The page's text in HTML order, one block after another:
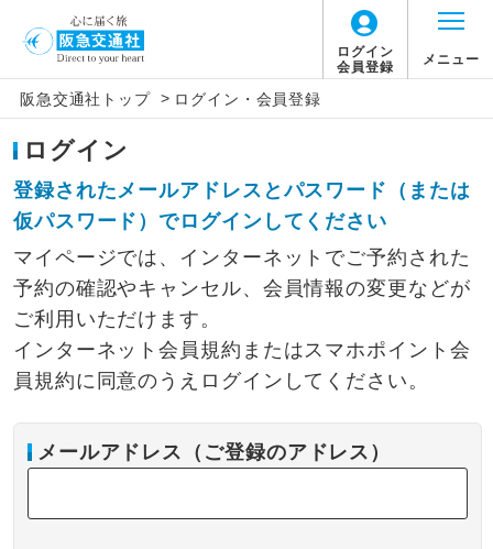
ログイン
会員登録
メニュー
阪急交通社トップ > ログイン・会員登録
ログイン
登録されたメールアドレスとパスワード（または
仮パスワード）でログインしてください
マイページでは、インターネットでご予約された
予約の確認やキャンセル、会員情報の変更などが
ご利用いただけます。
インターネット会員規約またはスマホポイント会
員規約に同意のうえログインしてください。
メールアドレス（ご登録のアドレス）